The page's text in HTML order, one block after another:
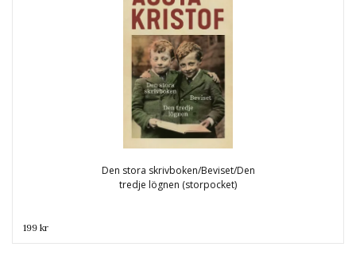
Den stora skrivboken/Beviset/Den
tredje lögnen (storpocket)
199 kr